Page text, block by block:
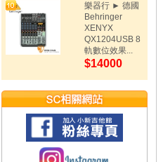
樂器行 ► 德國
Behringer
XENYX
QX1204USB 8
軌數位效果...
$14000